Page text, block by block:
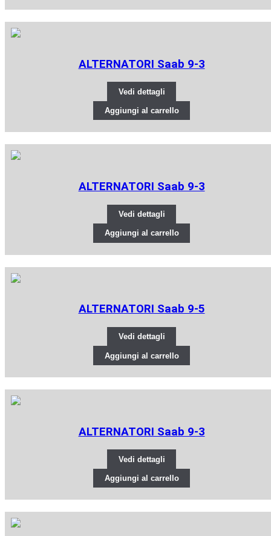
ALTERNATORI Saab 9-3
Vedi dettagli
Aggiungi al carrello
ALTERNATORI Saab 9-3
Vedi dettagli
Aggiungi al carrello
ALTERNATORI Saab 9-5
Vedi dettagli
Aggiungi al carrello
ALTERNATORI Saab 9-3
Vedi dettagli
Aggiungi al carrello